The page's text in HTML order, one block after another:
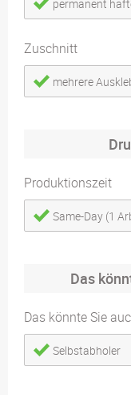
permanent
Zuschnitt
mehrere
Produktionszeit
Same-Day (1
Das
Das könnte Sie
Selbstabholer